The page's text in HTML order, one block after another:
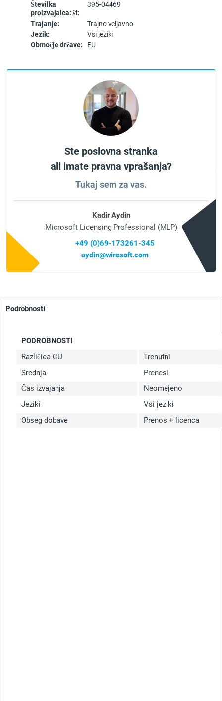
Številka
proizvajalca: št:
395-04469
Trajanje:
Trajno veljavno
Jezik:
Vsi jeziki
Območje države:
EU
Ste poslovna stranka
ali imate pravna vprašanja?
Tukaj sem za vas.
Kadir Aydin
Microsoft Licensing Professional (MLP)
+49 (0)69-173261-345
aydin@wiresoft.com
Podrobnosti
PODROBNOSTI
Različica CU
Trenutni
Srednja
Prenesi
Čas izvajanja
Neomejeno
Jeziki
Vsi jeziki
Obseg dobave
Prenos + licenca